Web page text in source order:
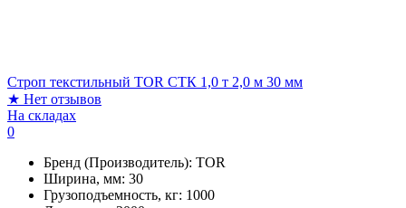
Строп текстильный TOR СТК 1,0 т 2,0 м 30 мм
★ Нет отзывов
На складах
0
Бренд (Производитель): TOR
Ширина, мм: 30
Грузоподъемность, кг: 1000